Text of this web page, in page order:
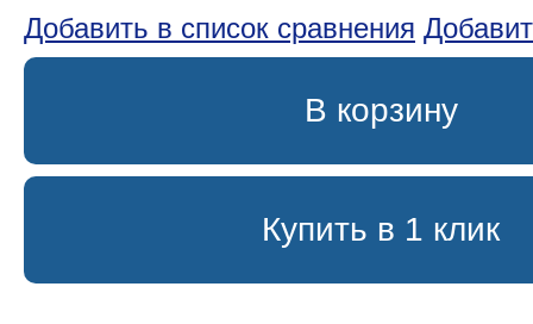
Добавить в список сравнения
В корзину
Купить в 1 клик